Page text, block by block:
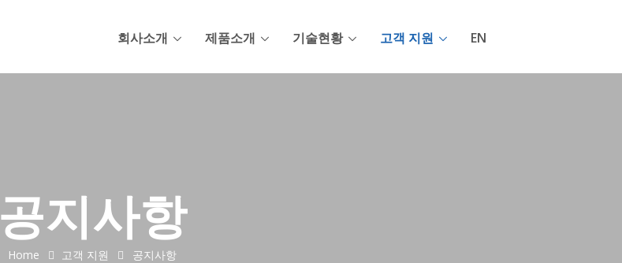
회사소개 제품소개 기술현황 고객 지원 EN
공지사항
Home 고객 지원 공지사항